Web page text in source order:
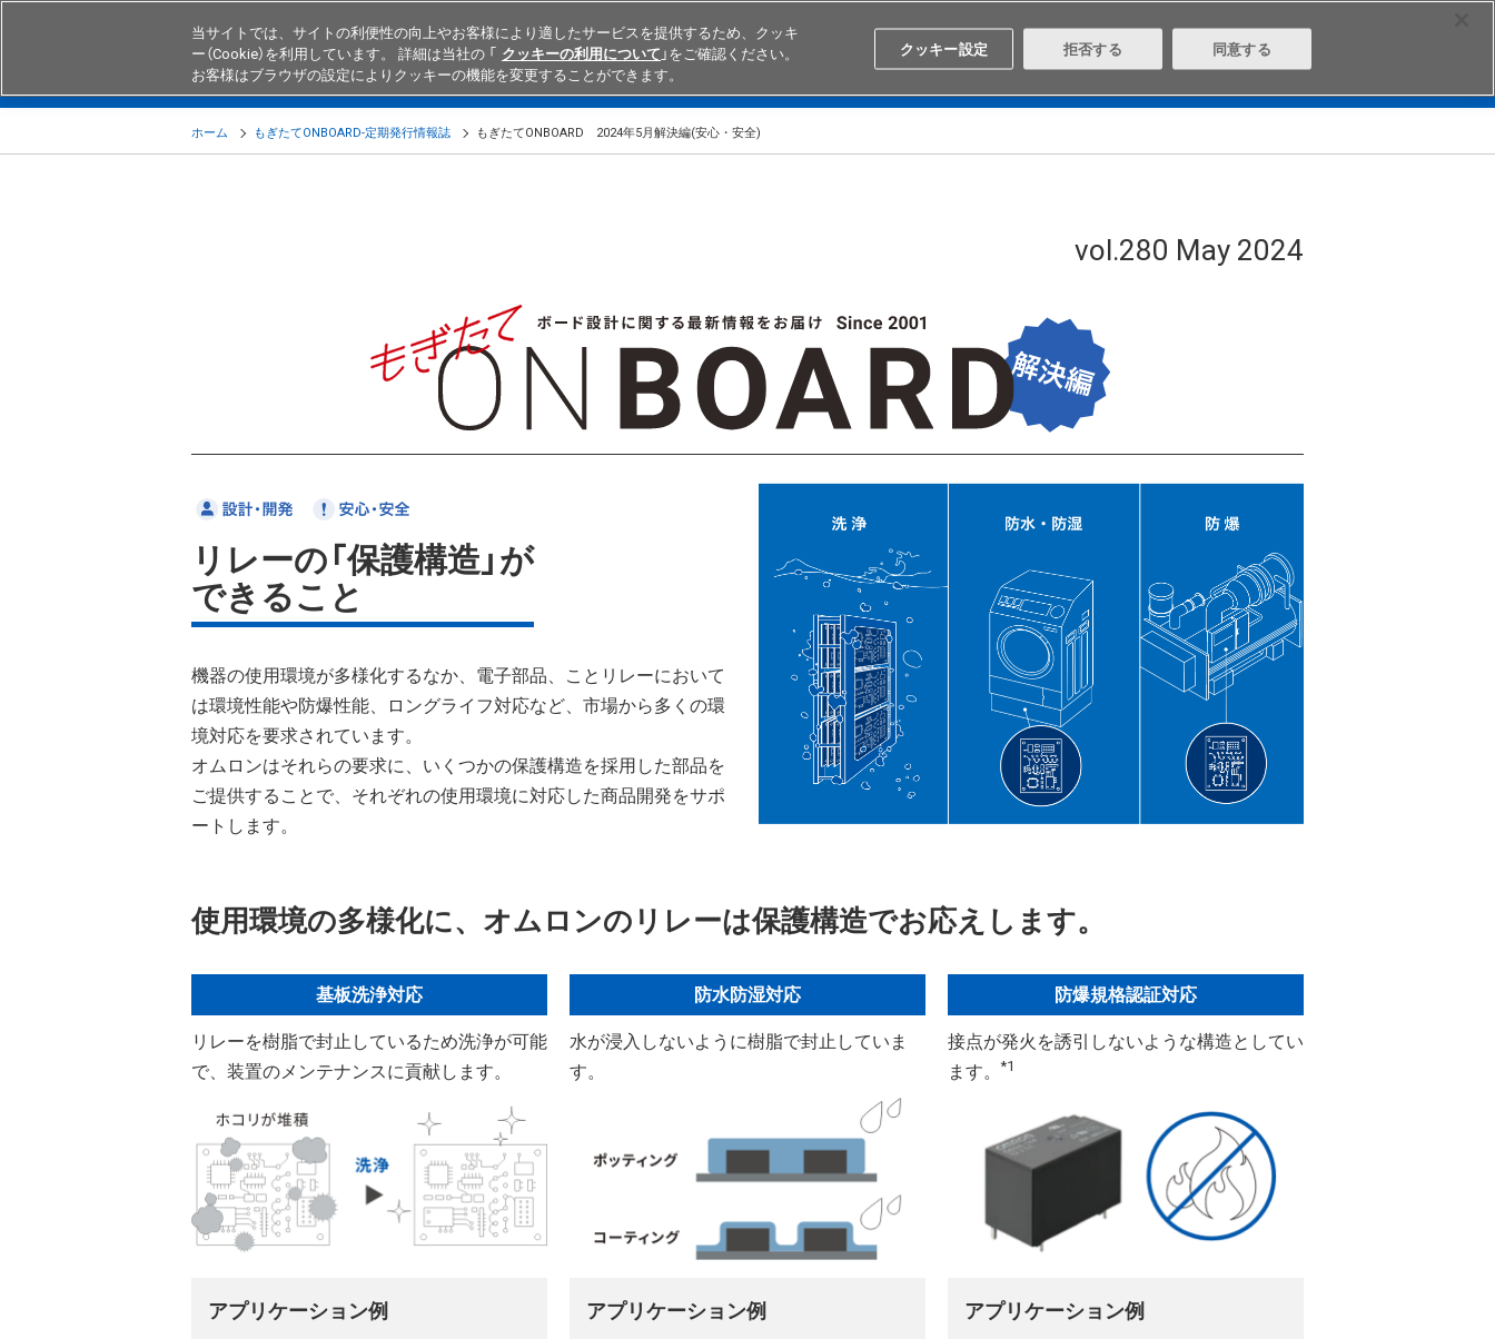
Japan Search
製品 業界・用途別商品 知る・学ぶ テクニカルサポート
ホーム もぎたてONBOARD-定期発行情報誌 もぎたてONBOARD 2024年5月解決編(安心・安全)
vol.280 May 2024
リレーの「保護構造」が
できること
機器の使用環境が多様化するなか、電子部品、ことリレーにおいて
は環境性能や防爆性能、ロングライフ対応など、市場から多くの環
境対応を要求されています。
オムロンはそれらの要求に、いくつかの保護構造を採用した部品を
ご提供することで、それぞれの使用環境に対応した商品開発をサポ
ートします。
使用環境の多様化に、オムロンのリレーは保護構造でお応えします。
基板洗浄対応
リレーを樹脂で封止しているため洗浄が可能
で、装置のメンテナンスに貢献します。
アプリケーション例
防水防湿対応
水が浸入しないように樹脂で封止していま
す。
アプリケーション例
防爆規格認証対応
接点が発火を誘引しないような構造としてい
ます。*1
アプリケーション例
当サイトでは、サイトの利便性の向上やお客様により適したサービスを提供するため、クッキ
ー（Cookie）を利用しています。 詳細は当社の 「 クッキーの利用について 」をご確認ください。
お客様はブラウザの設定によりクッキーの機能を変更することができます。
クッキー設定 拒否する 同意する